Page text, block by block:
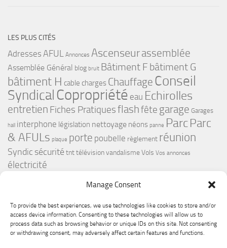
Manage Consent
To provide the best experiences, we use technologies like cookies to store and/or
access device information. Consenting to these technologies will allow us to
process data such as browsing behavior or unique IDs on this site. Not consenting
or withdrawing consent, may adversely affect certain features and functions.
LES PLUS CITÉS
Adresses AFUL Annonces Ascenseurassemblée
Assemblée Général blog bruit Bâtiment F bâtiment G
bâtiment H cable charges Chauffage Conseil
Syndical Copropriété eau Echirolles
entretien Fiches Pratiquesflashfête garage Garages
hall interphone législation nettoyage néons panne ParcParc
& AFULs plaque porte poubelle règlement réunion
Syndic sécurité tnttélévisionvandalismeVols Vos annonces
électricité